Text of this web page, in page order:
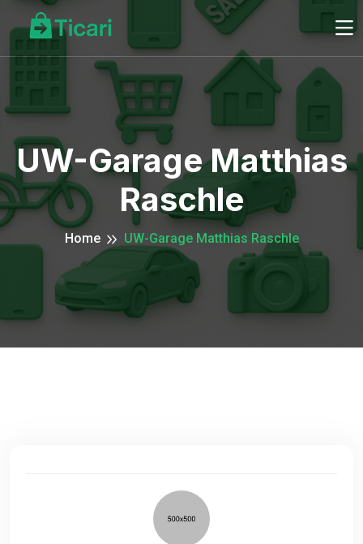
UW-Garage Matthias
Raschle
Home UW-Garage Matthias Raschle